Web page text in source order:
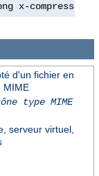
x-compress
d'un fichier en
MIME
type MIME
serveur virtuel,